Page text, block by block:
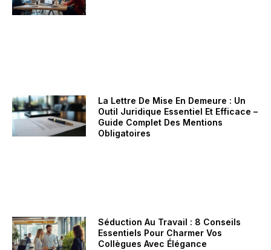
La Lettre De Mise En Demeure : Un
Outil Juridique Essentiel Et Efficace –
Guide Complet Des Mentions
Obligatoires
Séduction Au Travail : 8 Conseils
Essentiels Pour Charmer Vos
Collègues Avec Élégance